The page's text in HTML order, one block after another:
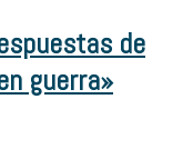
de
guerra»